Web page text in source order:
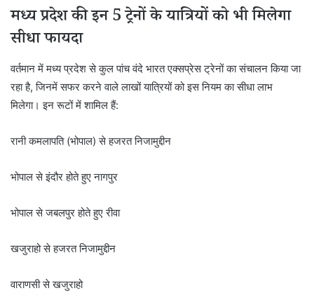
मध्य प्रदेश की इन 5 ट्रेनों के यात्रियों को भी मिलेगा
सीधा फायदा
वर्तमान में मध्य प्रदेश से कुल पांच वंदे भारत एक्सप्रेस ट्रेनों का संचालन किया जा
रहा है, जिनमें सफर करने वाले लाखों यात्रियों को इस नियम का सीधा लाभ
मिलेगा। इन रूटों में शामिल हैं:
रानी कमलापति (भोपाल) से हजरत निजामुद्दीन
भोपाल से इंदौर होते हुए नागपुर
भोपाल से जबलपुर होते हुए रीवा
खजुराहो से हजरत निजामुद्दीन
वाराणसी से खजुराहो